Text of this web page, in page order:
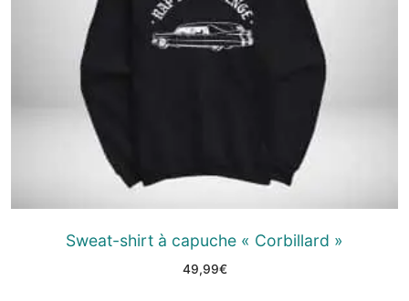
Sweat-shirt à capuche « Corbillard »
49,99€